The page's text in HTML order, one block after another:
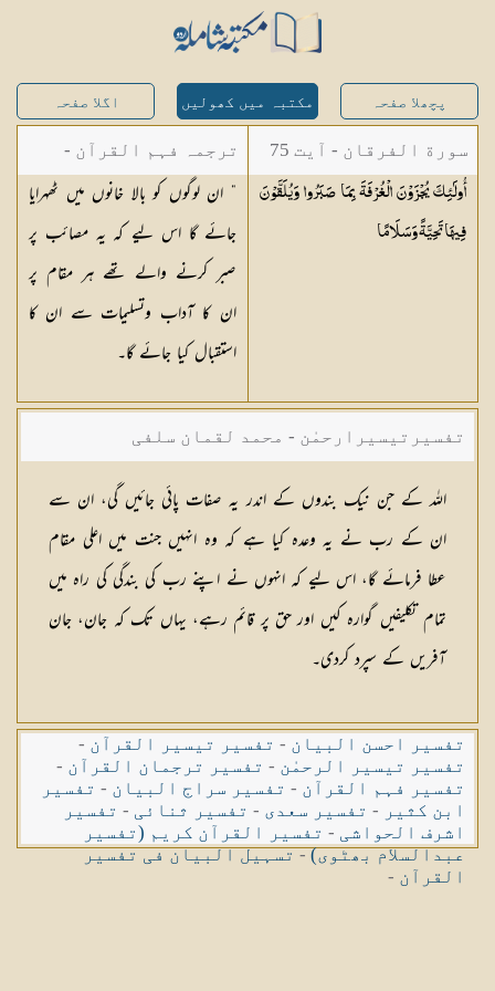
پچھلا صفحہ مکتبہ میں کھولیں اگلا صفحہ
سورة الفرقان - آیت 75
أُولَٰئِكَ يُجْزَوْنَ الْغُرْفَةَ بِمَا صَبَرُوا وَيُلَقَّوْنَ
فِيهَا تَحِيَّةًوَسَلَامًا
ترجمہ فہم القرآن -
میاں محمد جمیل
” ان لوگوں کو بالا خانوں میں ٹھہرایا
جائے گا اس لیے کہ یہ مصائب پر
صبر کرنے والے تھے ہر مقام پر
ان کا آداب وتسلیمات سے ان کا
استقبال کیا جائے گا۔
تفسیرتیسیرارحمٰن - محمد لقمان سلفی
اللہ کے جن نیک بندوں کے اندر یہ صفات پائی جائیں گی، ان سے
ان کے رب نے یہ وعدہ کیا ہے کہ وہ انہیں جنت میں اعلی مقام
عطا فرمائے گا، اس لیے کہ انہوں نے اپنے رب کی بندگی کی راہ میں
تمام تکلیفیں گوارہ کیں اور حق پر قائم رہے، یہاں تک کہ جان، جان
آفریں کے سپرد کردی۔
تفسیر احسن البیان - تفسیر تیسیر القرآن -
تفسیر تیسیر الرحمٰن - تفسیر ترجمان القرآن -
تفسیر فہم القرآن - تفسیر سراج البیان - تفسیر
ابن کثیر - تفسیر سعدی - تفسیر ثنائی - تفسیر
اشرف الحواشی - تفسیر القرآن کریم (تفسیر
عبدالسلام بھٹوی)-تسہیل البیان فی تفسیر
القرآن -